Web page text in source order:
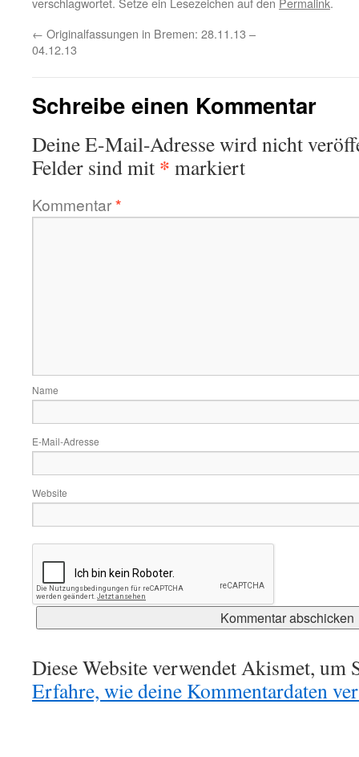
← Originalfassungen in Bremen: 28.11.13 –
04.12.13
Schreibe einen Kommentar
Deine E-Mail-Adresse wird nicht
Felder sind mit * markiert
Kommentar*
Name
E-Mail-Adresse
Website
Diese Website verwendet Akismet, um
Erfahre, wie deine Kommentardaten